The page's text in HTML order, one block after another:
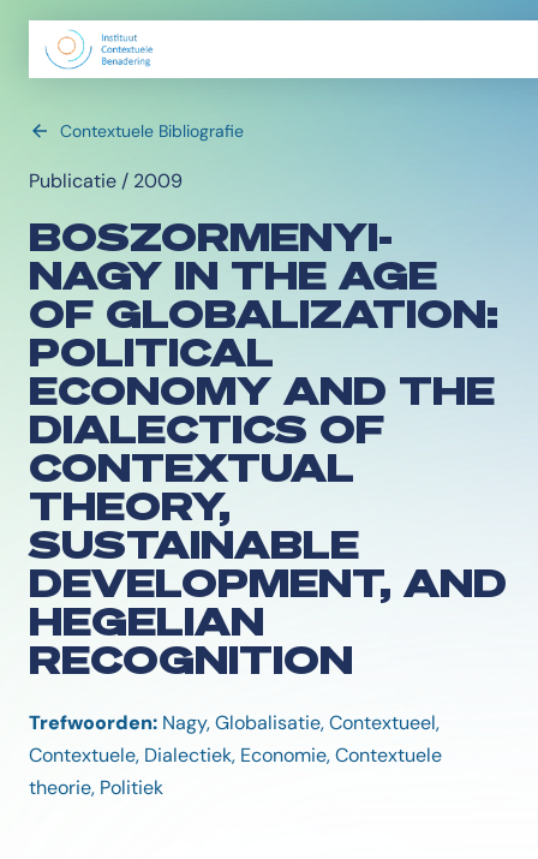
Contextuele Bibliografie
Publicatie / 2009
BOSZORMENYI-
NAGY IN THE AGE
OF GLOBALIZATION:
POLITICAL
ECONOMY AND THE
DIALECTICS OF
CONTEXTUAL
THEORY,
SUSTAINABLE
DEVELOPMENT, AND
HEGELIAN
RECOGNITION
Trefwoorden: Nagy, Globalisatie, Contextueel,
Contextuele, Dialectiek, Economie, Contextuele
theorie, Politiek